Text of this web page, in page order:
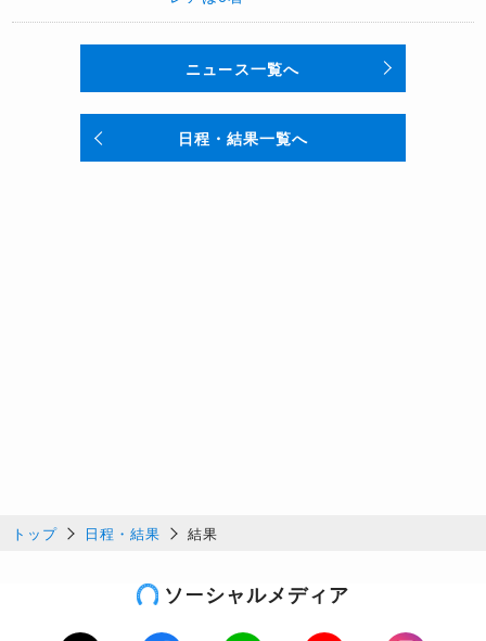
ニュース一覧へ
日程・結果一覧へ
トップ 日程・結果 結果
ソーシャルメディア